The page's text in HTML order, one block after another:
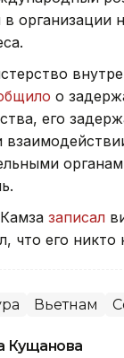
в организации
о
его
записал
что его никто
Вьетнам
Кущанова